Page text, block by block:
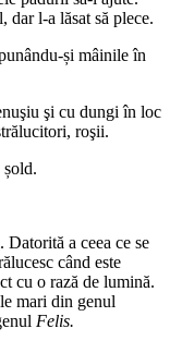
dar l-a lăsat să plece.
și mâinile în
şi cu dungi în loc
roşii.
a ceea ce se
când este
cu o rază de lumină.
mari din genul
Felis.